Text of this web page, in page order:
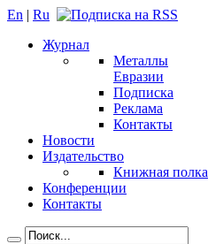
En | Ru
Журнал
Металлы
Евразии
Подписка
Реклама
Контакты
Новости
Издательство
Книжная полка
Конференции
Контакты